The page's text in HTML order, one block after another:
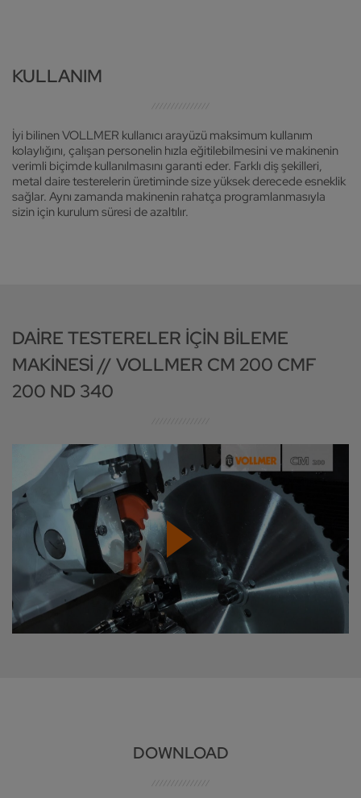
KULLANIM
İyi bilinen VOLLMER kullanıcı arayüzü maksimum kullanım
kolaylığını, çalışan personelin hızla eğitilebilmesini ve makinenin
verimli biçimde kullanılmasını garanti eder. Farklı diş şekilleri,
metal daire testerelerin üretiminde size yüksek derecede esneklik
sağlar. Aynı zamanda makinenin rahatça programlanmasıyla
sizin için kurulum süresi de azaltılır.
DAIRE TESTERELER IÇIN BILEME
MAKINESI // VOLLMER CM 200 CMF
200 ND 340
DOWNLOAD